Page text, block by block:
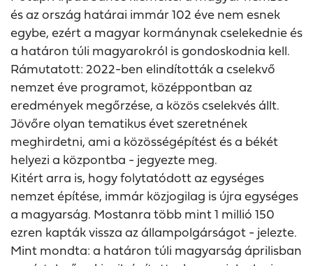
és az ország határai immár 102 éve nem esnek
egybe, ezért a magyar kormánynak cselekednie és
a határon túli magyarokról is gondoskodnia kell.
Rámutatott: 2022-ben elindították a cselekvő
nemzet éve programot, középpontban az
eredmények megőrzése, a közös cselekvés állt.
Jövőre olyan tematikus évet szeretnének
meghirdetni, ami a közösségépítést és a békét
helyezi a központba - jegyezte meg.
Kitért arra is, hogy folytatódott az egységes
nemzet építése, immár közjogilag is újra egységes
a magyarság. Mostanra több mint 1 millió 150
ezren kapták vissza az állampolgárságot - jelezte.
Mint mondta: a határon túli magyarság áprilisban